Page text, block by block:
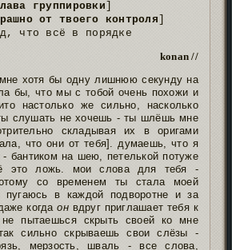
группировки
от твоего контроля
что всё в порядке
konan //
хотя бы одну лишнюю секунду на
бы, что мы с тобой очень похожи и
настолько же сильно, насколько
слушать не хочешь - ты шлёшь мне
складывая их в оригами
что они от тебя]. думаешь, что я
бантиком на шею, петелькой потуже
это ложь. мои слова для тебя -
со временем ты стала моей
пугаюсь в каждой подворотне и за
когдаонвдруг приглашает тебя к
пытаешься скрыть своей ко мне
сильно скрываешь свои слёзы -
мерзость, шваль - все слова,